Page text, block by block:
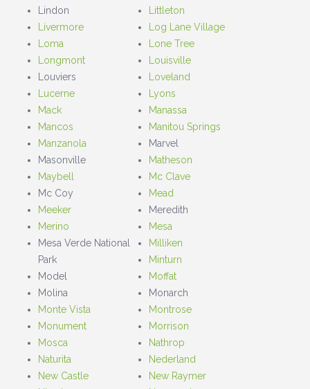
Lindon
Littleton
Livermore
Log Lane Village
Loma
Lone Tree
Longmont
Louisville
Louviers
Loveland
Lucerne
Lyons
Mack
Manassa
Mancos
Manitou Springs
Manzanola
Marvel
Masonville
Matheson
Maybell
Mc Clave
Mc Coy
Mead
Meeker
Meredith
Merino
Mesa
Mesa Verde National
Park
Milliken
Minturn
Model
Moffat
Molina
Monarch
Monte Vista
Montrose
Monument
Morrison
Mosca
Nathrop
Naturita
Nederland
New Castle
New Raymer